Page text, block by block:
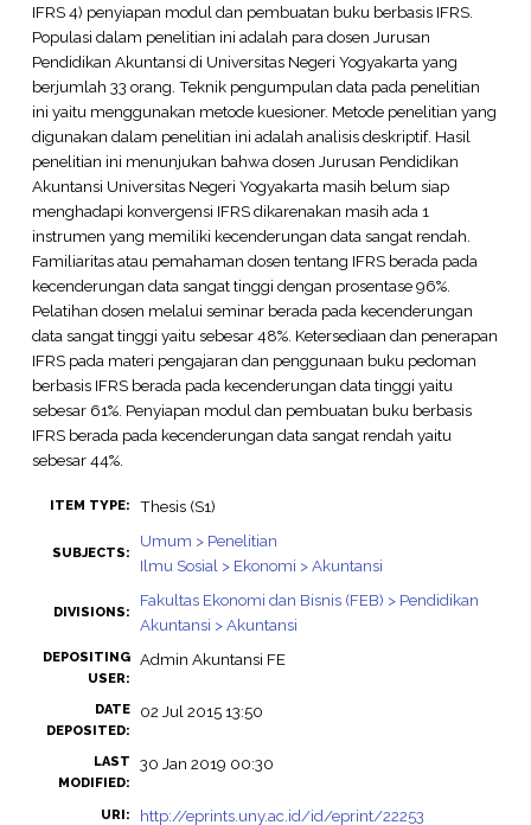
IFRS 4) penyiapan modul dan pembuatan buku berbasis IFRS.
Populasi dalam penelitian ini adalah para dosen Jurusan
Pendidikan Akuntansi di Universitas Negeri Yogyakarta yang
berjumlah 33 orang. Teknik pengumpulan data pada penelitian
ini yaitu menggunakan metode kuesioner. Metode penelitian yang
digunakan dalam penelitian ini adalah analisis deskriptif. Hasil
penelitian ini menunjukan bahwa dosen Jurusan Pendidikan
Akuntansi Universitas Negeri Yogyakarta masih belum siap
menghadapi konvergensi IFRS dikarenakan masih ada 1
instrumen yang memiliki kecenderungan data sangat rendah.
Familiaritas atau pemahaman dosen tentang IFRS berada pada
kecenderungan data sangat tinggi dengan prosentase 96%.
Pelatihan dosen melalui seminar berada pada kecenderungan
data sangat tinggi yaitu sebesar 48%. Ketersediaan dan penerapan
IFRS pada materi pengajaran dan penggunaan buku pedoman
berbasis IFRS berada pada kecenderungan data tinggi yaitu
sebesar 61%. Penyiapan modul dan pembuatan buku berbasis
IFRS berada pada kecenderungan data sangat rendah yaitu
sebesar 44%.
ITEM TYPE: Thesis (S1)
SUBJECTS:
Umum > Penelitian
Ilmu Sosial > Ekonomi > Akuntansi
DIVISIONS:
Fakultas Ekonomi dan Bisnis (FEB) > Pendidikan
Akuntansi > Akuntansi
DEPOSITING
USER:
Admin Akuntansi FE
DATE
DEPOSITED:
02 Jul 2015 13:50
LAST
MODIFIED:
30 Jan 2019 00:30
URI: http://eprints.uny.ac.id/id/eprint/22253